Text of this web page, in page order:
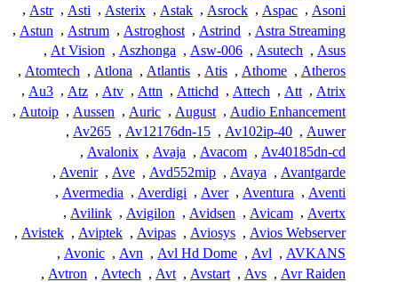
Asoni
,
Aspac
,
Asrock
,
Astak
,
Asterix
,
Asti
,
Astr
,
Astra Streaming
,
Astrind
,
Astroghost
,
Astrum
,
Astun
,
Asus
,
Asutech
,
Asw-006
,
Aszhonga
,
At Vision
,
Atheros
,
Athome
,
Atis
,
Atlantis
,
Atlona
,
Atomtech
,
Atrix
,
Att
,
Attech
,
Attichd
,
Attn
,
Atv
,
Atz
,
Au3
,
Audio Enhancement
,
August
,
Auric
,
Aussen
,
Autoip
,
Auwer
,
Av102ip-40
,
Av12176dn-15
,
Av265
,
Av40185dn-cd
,
Avacom
,
Avaja
,
Avalonix
,
Avantgarde
,
Avaya
,
Avd552mip
,
Ave
,
Avenir
,
Aventi
,
Aventura
,
Aver
,
Averdigi
,
Avermedia
,
Avertx
,
Avicam
,
Avidsen
,
Avigilon
,
Avilink
,
Avios Webserver
,
Aviosys
,
Avipas
,
Aviptek
,
Avistek
,
AVKANS
,
Avl
,
Avl Hd Dome
,
Avn
,
Avonic
,
Avr Raiden
,
Avs
,
Avstart
,
Avt
,
Avtech
,
Avtron
,